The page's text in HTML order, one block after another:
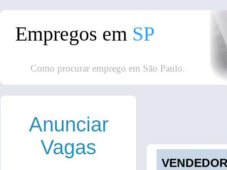
Empregos em SP
Como procurar emprego em São Paulo.
Anunciar
Vagas